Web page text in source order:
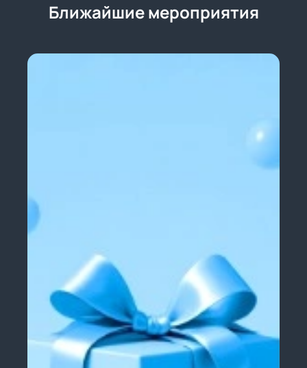
Ближайшие мероприятия